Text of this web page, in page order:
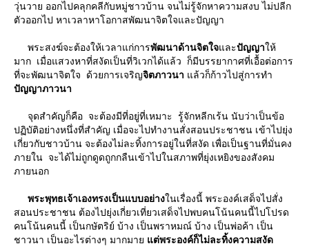
วุ่นวาย ออกไปคลุกคลีกับหมู่ชาวบ้าน จนไม่รู้จักหาความสงบ ไม่ปลีก
ตัวออกไป หาเวลาหาโอกาสพัฒนาจิตใจและปัญญา
พระสงฆ์จะต้องให้เวลาแก่การพัฒนาด้านจิตใจละปัญญาห้
มาก เมื่อแสวงหาที่สงัดเป็นที่วิเวกได้แล้ว ก็มีบรรยากาศที่เอื้อต่อการ
ที่จะพัฒนาจิตใจ ด้วยการเจริญจิตภาวนา ล้วก็ก้าวไปสู่การทํา
ปัญญาภาวนา
จุดสําคัญก็คือ จะต้องมีที่อยู่ที่เหมาะ รู้จักหลีกเร้น นับว่าเป็นข้อ
ปฏิบัติอย่างหนึ่งที่สําคัญ เมื่อจะไปทํางานสั่งสอนประชาชน เข้าไปยุ่ง
เกี่ยวกับชาวบ้าน จะต้องไม่ละทิ้งการอยู่ในที่สงัด เพื่อเป็นฐานที่มั่นคง
ภายใน จะได้ไม่ถูกดูดถูกกลืนเข้าไปในสภาพที่ยุ่งเหยิงของสังคม
ภายนอก
พระพุทธเจ้าเองทรงเป็นแบบอย่างนเรื่องนี้ พระองค์เสด็จไปสั่ง
สอนประชาชน ต้องไปยุ่งเกี่ยวเที่ยวเสด็จไปพบคนโน้นคนนี้ไปโปรด
คนโน้นคนนี้ เป็นกษัตริย์ บ้าง เป็นพราหมณ์ บ้าง เป็นพ่อค้า เป็น
ชาวนา เป็นอะไรต่างๆ มากมา ต่พระองค์ก็ไม่ละทิ้งความสงัด